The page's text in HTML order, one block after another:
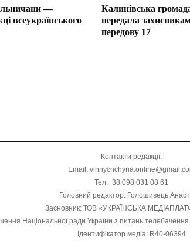
—
всеукраїнського
Калинівська
передала
передову 17
Контакти редакції:
Email:
Тел:+38 098 031 08 61
Головний редактор: Голошивець
Засновник: ТОВ «УКРАЇНСЬКА
Національної ради України з питань
Ідентифікатор медіа: R40-06394